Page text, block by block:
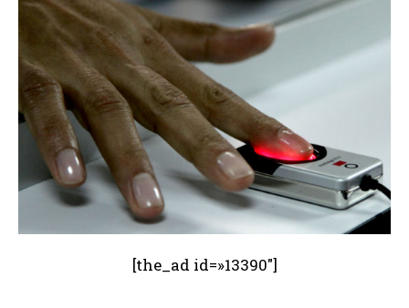
[the_ad id=»13390″]